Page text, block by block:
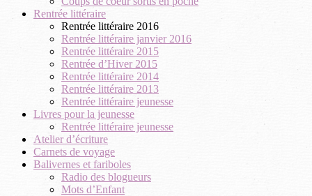
Rentrée littéraire
Rentrée littéraire 2016
Rentrée littéraire janvier 2016
Rentrée littéraire 2015
Rentrée d’Hiver 2015
Rentrée littéraire 2014
Rentrée littéraire 2013
Rentrée littéraire jeunesse
Livres pour la jeunesse
Rentrée littéraire jeunesse
Atelier d’écriture
Carnets de voyage
Balivernes et fariboles
Radio des blogueurs
Mots d’Enfant